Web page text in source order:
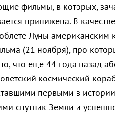
фильмы, в которых,
принижена. В
Луны
(21 ноября), про
что еще 44 года назад
космический
первыми в
спутник Земли и